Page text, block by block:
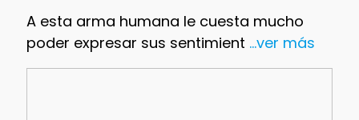
A esta arma humana le cuesta mucho
poder expresar sus sentimient ...ver más